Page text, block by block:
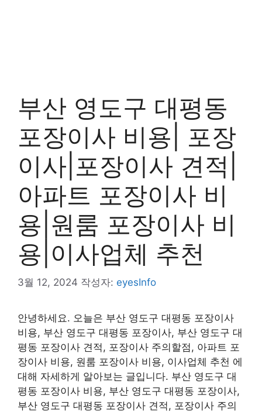
부산 영도구 대평동
포장이사 비용| 포장
이사|포장이사 견적|
아파트 포장이사 비
용|원룸 포장이사 비
용|이사업체 추천
3월 12, 2024 작성자: eyesInfo
안녕하세요. 오늘은 부산 영도구 대평동 포장이사
비용, 부산 영도구 대평동 포장이사, 부산 영도구 대
평동 포장이사 견적, 포장이사 주의할점, 아파트 포
장이사 비용, 원룸 포장이사 비용, 이사업체 추천 에
대해 자세하게 알아보는 글입니다. 부산 영도구 대
평동 포장이사 비용, 부산 영도구 대평동 포장이사,
부산 영도구 대평동 포장이사 견적, 포장이사 주의